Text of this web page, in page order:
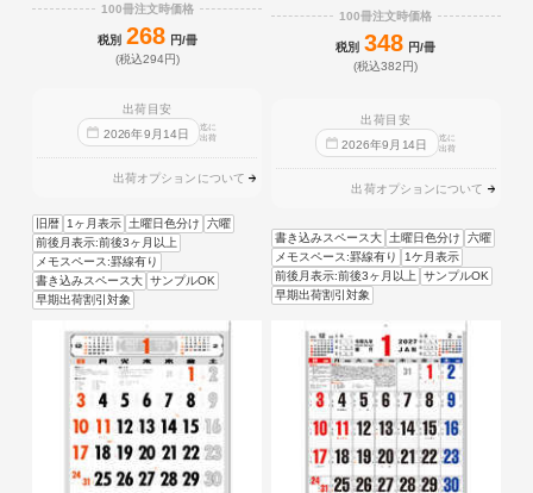
100冊注文時価格
税別 268 円/冊
(税込294円)
出荷目安
2026年9 月 14日
迄に
出荷
出荷オプションについて
旧暦 1ヶ月表示 土曜日色分け
六曜
前後月表示:前後3ヶ月以上
メモスペース:罫線有り
書き込みスペース大 サンプルOK
早期出荷割引対象
100冊注文時価格
税別 348 円/冊
(税込382円)
出荷目安
2026年9 月 14日
迄に
出荷
出荷オプションについて
書き込みスペース大 土曜日色分け
六曜
メモスペース:罫線有り
1ケ月表示
前後月表示:前後3ヶ月以上 サンプルOK
早期出荷割引対象